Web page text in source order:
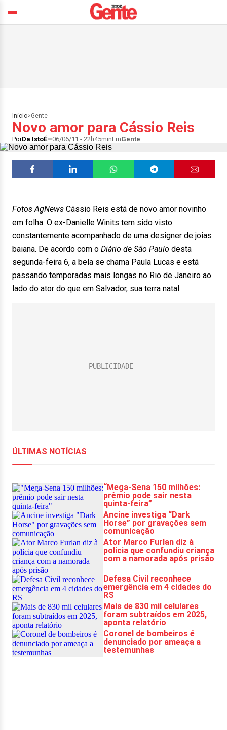
Início>Gente
Novo amor para Cássio Reis
PorDa IstoÉ 06/06/11 - 22h45minEmGente
Fotos AgNews Cássio Reis está de novo amor novinho
em folha. O ex-Danielle Winits tem sido visto
constantemente acompanhado de uma designer de joias
baiana. De acordo com o Diário de São Paulo desta
segunda-feira 6, a bela se chama Paula Lucas e está
passando temporadas mais longas no Rio de Janeiro ao
lado do ator do que em Salvador, sua terra natal.